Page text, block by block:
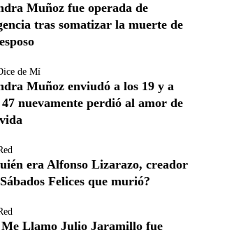
Muñoz fue operada de
tras somatizar la muerte de
de Mí
Muñoz enviudó a los 19 y a
47 nuevamente perdió al amor de
era Alfonso Lizarazo, creador
Felices que murió?
Me Llamo Julio Jaramillo fue